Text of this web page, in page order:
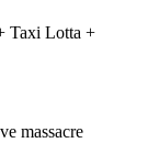
Taxi Lotta +
massacre